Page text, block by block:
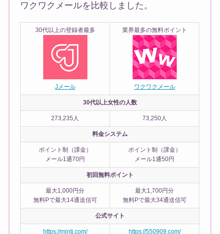
ワクワクメールを比較しました。
30代以上の登録者最多
Jメール
業界最多の無料ポイント
ワクワクメール
30代以上女性の人数
273,235人 73,250人
料金システム
ポイント制（課金）
メール1通70円
ポイント制（課金）
メール1通50円
初回無料ポイント
最大1,000円分
無料Pで最大14通送信可
最大1,700円分
無料Pで最大34通送信可
公式サイト
https://mintj.com/ https://550909.com/